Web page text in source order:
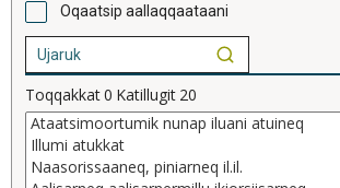
Oqaatsip aallaqqaataani
Toqqakkat0 Katillugit 20